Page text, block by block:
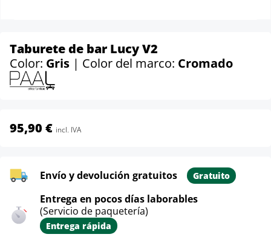
Taburete de bar Lucy V2
Color: Gris | Color del marco: Cromado
95,90 € incl. IVA
Envío y devolución gratuitos Gratuito
Entrega en pocos días laborables
(Servicio de paquetería)
Entrega rápida